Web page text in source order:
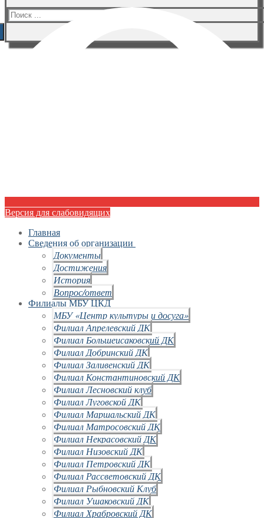
Искать:
Версия для слабовидящих
Главная
Сведения об организации
Документы
Достижения
История
Вопрос/ответ
Филиалы МБУ ЦКД
МБУ «Центр культуры и досуга»
Филиал Апрелевский ДК
Филиал Большеисаковский ДК
Филиал Добринский ДК
Филиал Заливенский ДК
Филиал Константиновский ДК
Филиал Лесновский клуб
Филиал Луговской ДК
Филиал Маршальский ДК
Филиал Матросовский ДК
Филиал Некрасовский ДК
Филиал Низовский ДК
Филиал Петровский ДК
Филиал Рассветовский ДК
Филиал Рыбновский Клуб
Филиал Ушаковский ДК
Филиал Храбровский ДК